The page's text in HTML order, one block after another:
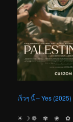
เร็วๆ นี้ – Yes (2025)
☀︎ ☽ ❁ ✾ ❀ ✿